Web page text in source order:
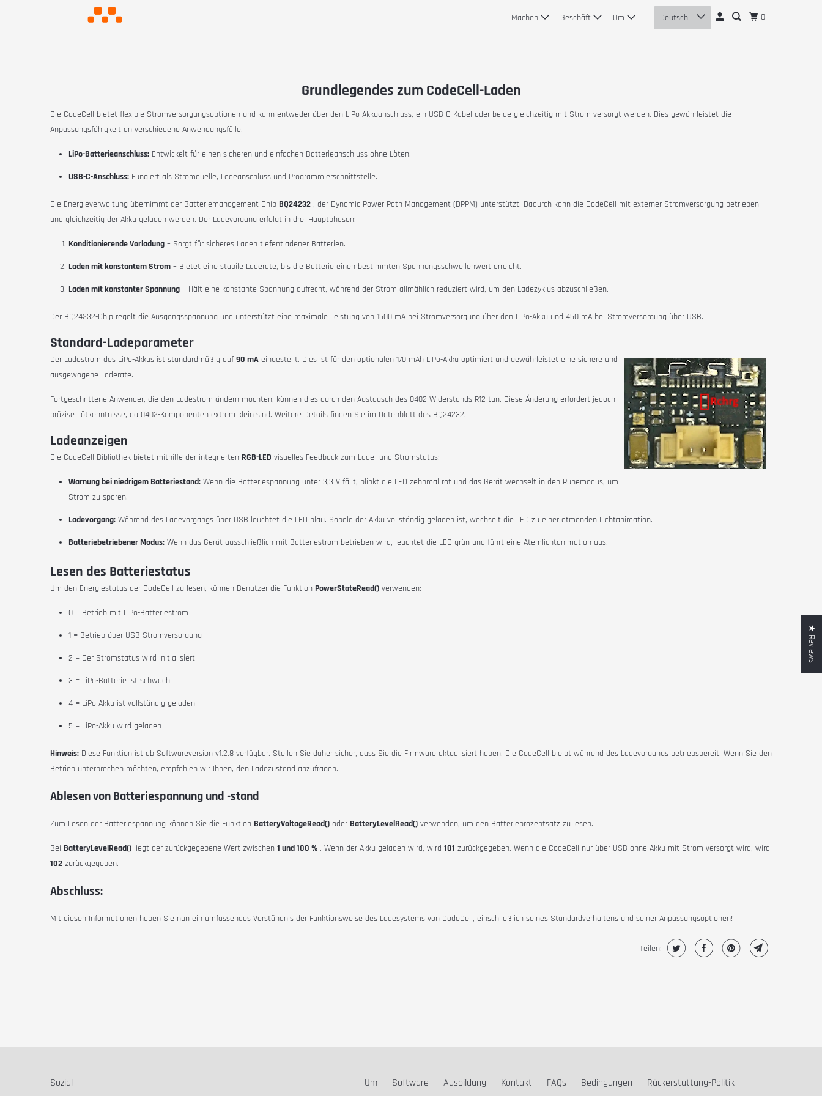
Machen Geschäft Um Deutsch 0
Grundlegendes zum CodeCell-Laden
Die CodeCell bietet flexible Stromversorgungsoptionen und kann entweder über den LiPo-Akkuanschluss, ein USB-C-Kabel oder beide gleichzeitig mit Strom versorgt werden. Dies gewährleistet die
Anpassungsfähigkeit an verschiedene Anwendungsfälle.
LiPo-Batterieanschluss: Entwickelt für einen sicheren und einfachen Batterieanschluss ohne Löten.
USB-C-Anschluss: Fungiert als Stromquelle, Ladeanschluss und Programmierschnittstelle.
Die Energieverwaltung übernimmt der Batteriemanagement-Chip BQ24232 , der Dynamic Power-Path Management (DPPM) unterstützt. Dadurch kann die CodeCell mit externer Stromversorgung betrieben
und gleichzeitig der Akku geladen werden. Der Ladevorgang erfolgt in drei Hauptphasen:
Konditionierende Vorladung – Sorgt für sicheres Laden tiefentladener Batterien.
Laden mit konstantem Strom – Bietet eine stabile Laderate, bis die Batterie einen bestimmten Spannungsschwellenwert erreicht.
Laden mit konstanter Spannung – Hält eine konstante Spannung aufrecht, während der Strom allmählich reduziert wird, um den Ladezyklus abzuschließen.
Der BQ24232-Chip regelt die Ausgangsspannung und unterstützt eine maximale Leistung von 1500 mA bei Stromversorgung über den LiPo-Akku und 450 mA bei Stromversorgung über USB.
Standard-Ladeparameter
Der Ladestrom des LiPo-Akkus ist standardmäßig auf 90 mA eingestellt. Dies ist für den optionalen 170 mAh LiPo-Akku optimiert und gewährleistet eine sichere und
ausgewogene Laderate.
Fortgeschrittene Anwender, die den Ladestrom ändern möchten, können dies durch den Austausch des 0402-Widerstands R12 tun. Diese Änderung erfordert jedoch
präzise Lötkenntnisse, da 0402-Komponenten extrem klein sind. Weitere Details finden Sie im Datenblatt des BQ24232.
Ladeanzeigen
Die CodeCell-Bibliothek bietet mithilfe der integrierten RGB-LED visuelles Feedback zum Lade- und Stromstatus:
Warnung bei niedrigem Batteriestand: Wenn die Batteriespannung unter 3,3 V fällt, blinkt die LED zehnmal rot und das Gerät wechselt in den Ruhemodus, um
Strom zu sparen.
Ladevorgang: Während des Ladevorgangs über USB leuchtet die LED blau. Sobald der Akku vollständig geladen ist, wechselt die LED zu einer atmenden Lichtanimation.
Batteriebetriebener Modus: Wenn das Gerät ausschließlich mit Batteriestrom betrieben wird, leuchtet die LED grün und führt eine Atemlichtanimation aus.
Lesen des Batteriestatus
Um den Energiestatus der CodeCell zu lesen, können Benutzer die Funktion PowerStateRead() verwenden:
0 = Betrieb mit LiPo-Batteriestrom
1 = Betrieb über USB-Stromversorgung
2 = Der Stromstatus wird initialisiert
3 = LiPo-Batterie ist schwach
4 = LiPo-Akku ist vollständig geladen
5 = LiPo-Akku wird geladen
Hinweis: Diese Funktion ist ab Softwareversion v1.2.8 verfügbar. Stellen Sie daher sicher, dass Sie die Firmware aktualisiert haben. Die CodeCell bleibt während des Ladevorgangs betriebsbereit. Wenn Sie den
Betrieb unterbrechen möchten, empfehlen wir Ihnen, den Ladezustand abzufragen.
Ablesen von Batteriespannung und -stand
Zum Lesen der Batteriespannung können Sie die Funktion BatteryVoltageRead() oder BatteryLevelRead() verwenden, um den Batterieprozentsatz zu lesen.
Bei BatteryLevelRead() liegt der zurückgegebene Wert zwischen 1 und 100 % . Wenn der Akku geladen wird, wird 101 zurückgegeben. Wenn die CodeCell nur über USB ohne Akku mit Strom versorgt wird, wird
102 zurückgegeben.
Abschluss:
Mit diesen Informationen haben Sie nun ein umfassendes Verständnis der Funktionsweise des Ladesystems von CodeCell, einschließlich seines Standardverhaltens und seiner Anpassungsoptionen!
Teilen:
Sozial Um Software Ausbildung Kontakt FAQs Bedingungen Rückerstattung-Politik
★ Reviews